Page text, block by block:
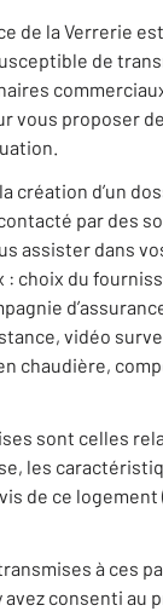
de la Verrerie
de
vous proposer
création d’un
par des
assister dans
: choix du
vidéo
chaudière,
sont celles
les
de ce
à ces
consenti au